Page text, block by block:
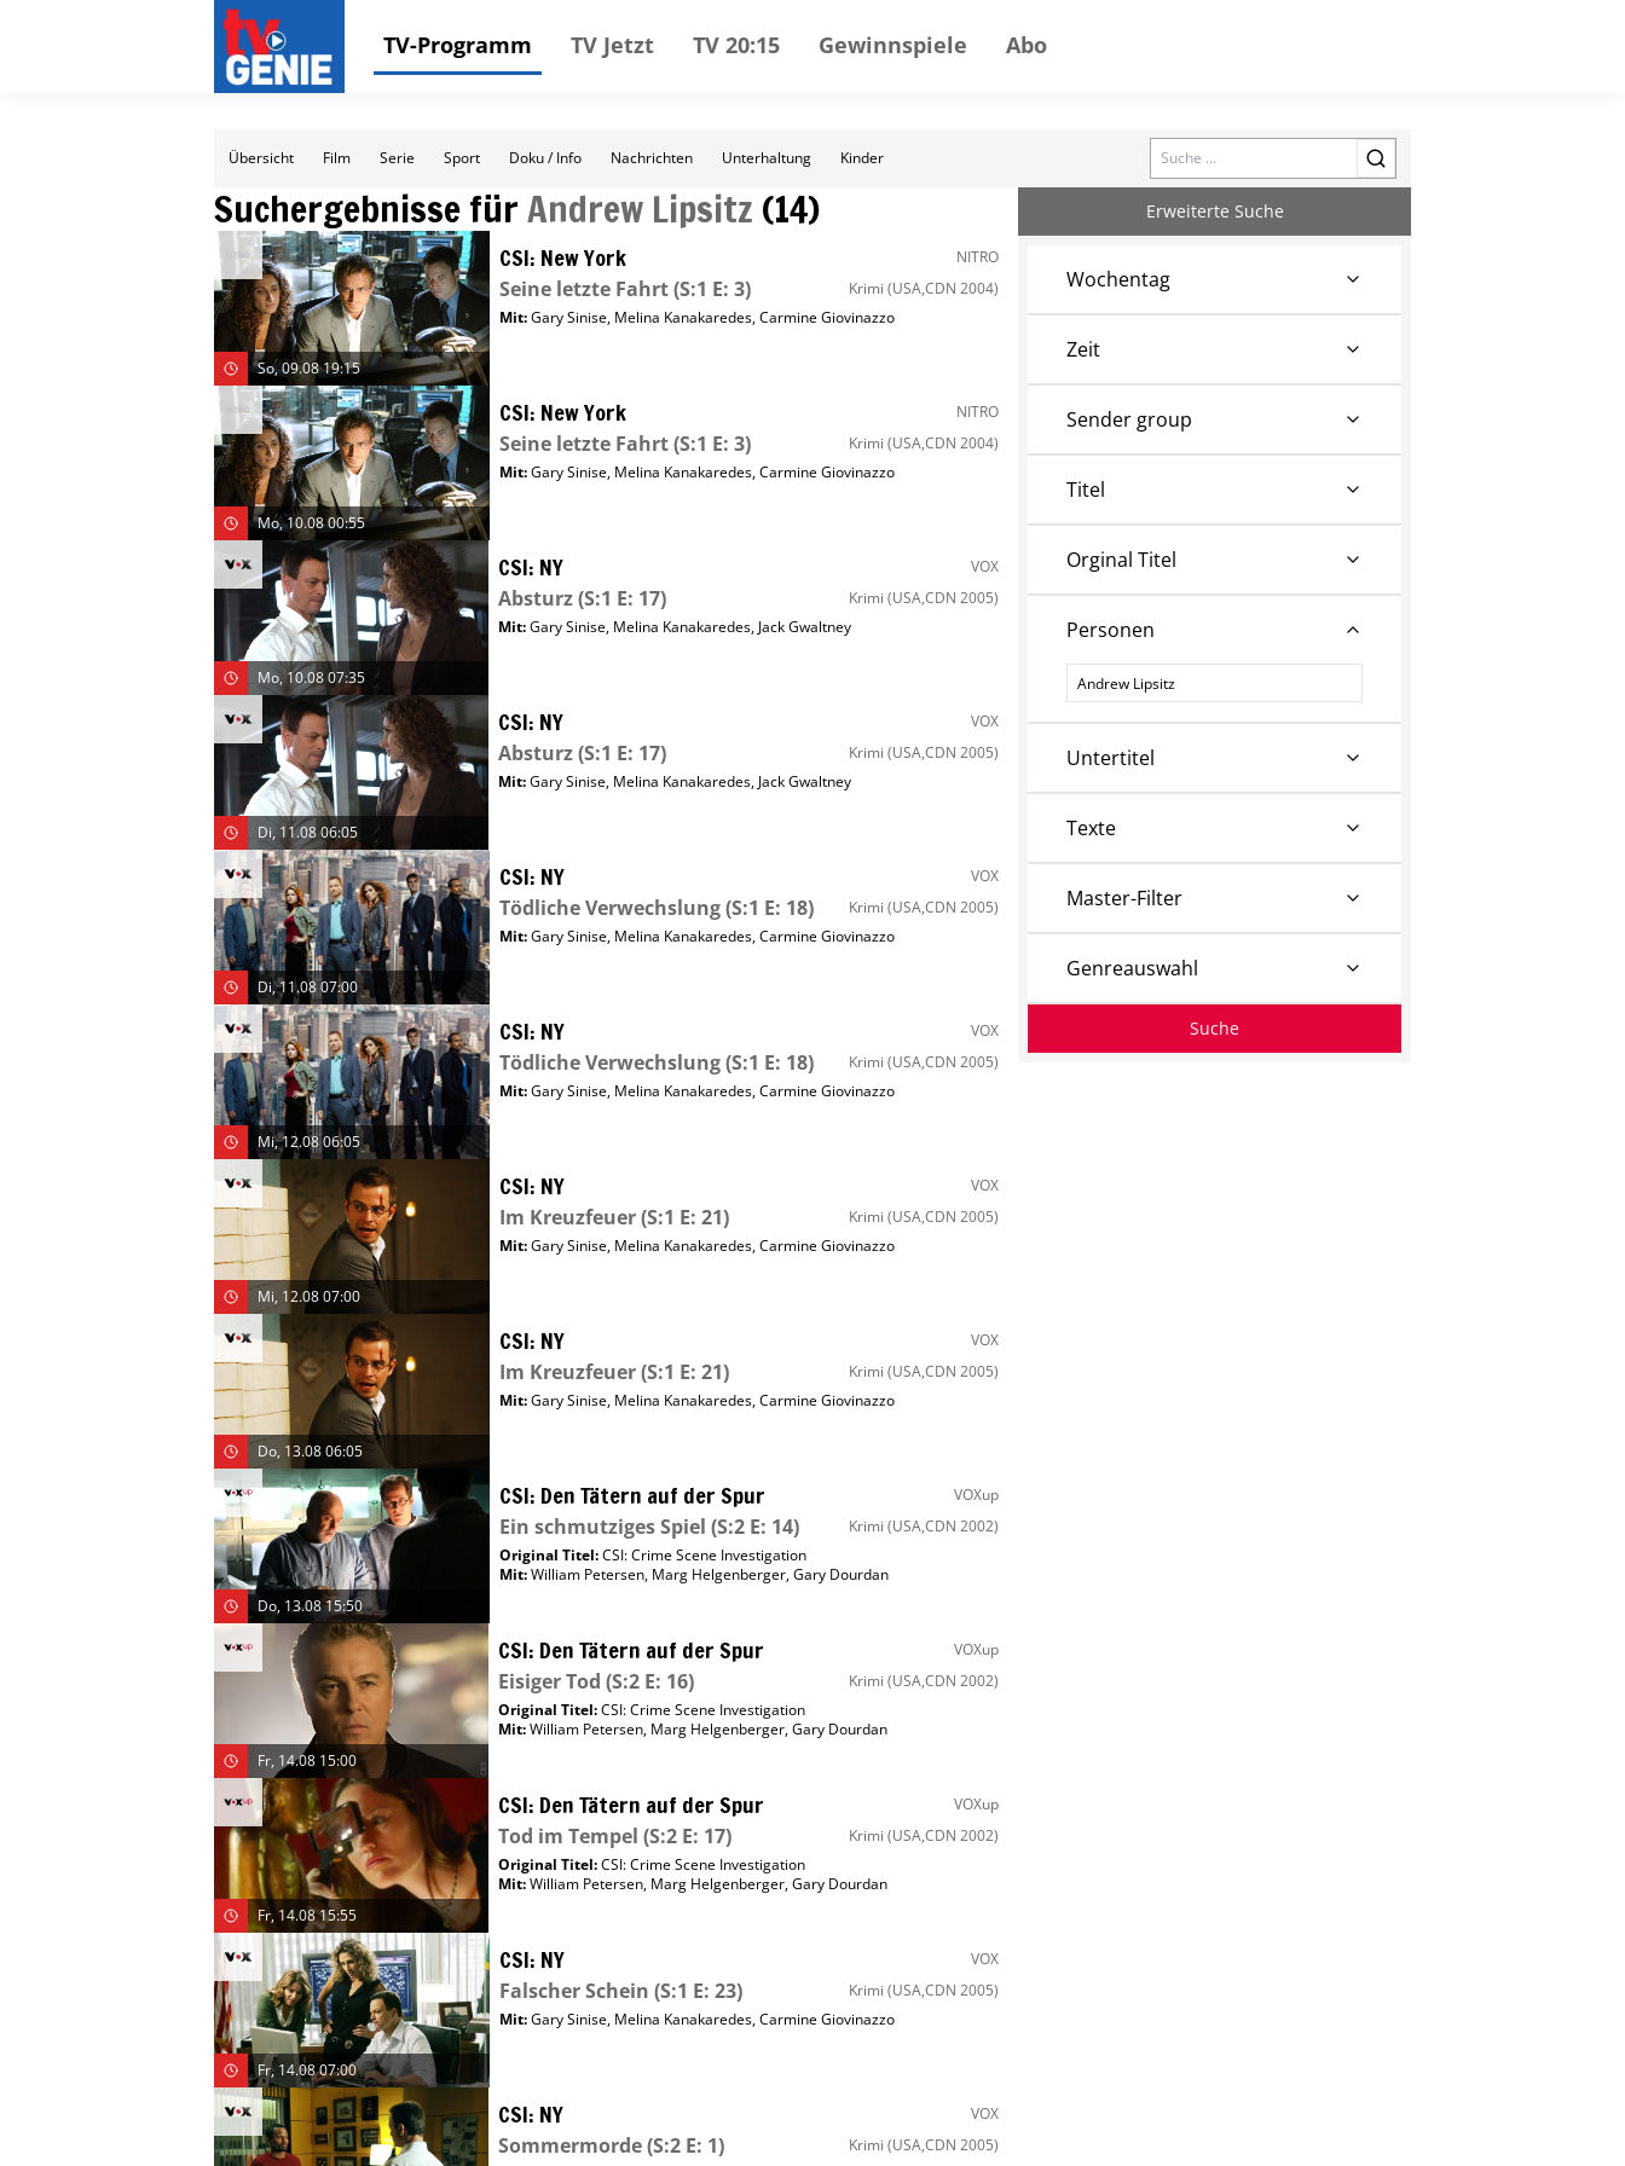
TV-Programm TV Jetzt TV 20:15 Gewinnspiele Abo
Übersicht Film Serie Sport Doku / Info Nachrichten Unterhaltung Kinder Search
Suchergebnisse fürAndrew Lipsitz (14)
So, 09.08 19:15
CSI: New York NITRO
Seine letzte Fahrt(S:1 E: 3) Krimi (USA,CDN 2004)
Mit:Gary Sinise, Melina Kanakaredes,Carmine Giovinazzo
Mo, 10.08 00:55
CSI: New York NITRO
Seine letzte Fahrt(S:1 E: 3) Krimi (USA,CDN 2004)
Mit:Gary Sinise, Melina Kanakaredes,Carmine Giovinazzo
Mo, 10.08 07:35
CSI: NY VOX
Absturz(S:1 E: 17) Krimi (USA,CDN 2005)
Mit:Gary Sinise, Melina Kanakaredes, Jack Gwaltney
Di, 11.08 06:05
CSI: NY VOX
Absturz(S:1 E: 17) Krimi (USA,CDN 2005)
Mit:Gary Sinise, Melina Kanakaredes, Jack Gwaltney
Di, 11.08 07:00
CSI: NY VOX
Tödliche Verwechslung(S:1 E: 18) Krimi (USA,CDN 2005)
Mit:Gary Sinise, Melina Kanakaredes,Carmine Giovinazzo
Mi, 12.08 06:05
CSI: NY VOX
Tödliche Verwechslung(S:1 E: 18) Krimi (USA,CDN 2005)
Mit:Gary Sinise, Melina Kanakaredes,Carmine Giovinazzo
Mi, 12.08 07:00
CSI: NY VOX
Im Kreuzfeuer(S:1 E: 21) Krimi (USA,CDN 2005)
Mit:Gary Sinise, Melina Kanakaredes,Carmine Giovinazzo
Do, 13.08 06:05
CSI: NY VOX
Im Kreuzfeuer(S:1 E: 21) Krimi (USA,CDN 2005)
Mit:Gary Sinise, Melina Kanakaredes,Carmine Giovinazzo
Do, 13.08 15:50
CSI: Den Tätern auf der Spur VOXup
Ein schmutziges Spiel (S:2 E: 14) Krimi (USA,CDN 2002)
Original Titel:CSI: Crime Scene Investigation
Mit:William Petersen, Marg Helgenberger,Gary Dourdan
Fr, 14.08 15:00
CSI: Den Tätern auf der Spur VOXup
Eisiger Tod (S:2 E: 16) Krimi (USA,CDN 2002)
Original Titel:CSI: Crime Scene Investigation
Mit:William Petersen, Marg Helgenberger,Gary Dourdan
Fr, 14.08 15:55
CSI: Den Tätern auf der Spur VOXup
Tod im Tempel (S:2 E: 17) Krimi (USA,CDN 2002)
Original Titel:CSI: Crime Scene Investigation
Mit:William Petersen, Marg Helgenberger,Gary Dourdan
Fr, 14.08 07:00
CSI: NY VOX
Falscher Schein (S:1 E: 23) Krimi (USA,CDN 2005)
Mit:Gary Sinise, Melina Kanakaredes,Carmine Giovinazzo
CSI: NY VOX
Sommermorde(S:2 E: 1) Krimi (USA,CDN 2005)
Erweiterte Suche
Wochentag
Zeit
Sender group
Titel
Orginal Titel
Personen
Personen
Untertitel
Texte
Master-Filter
Genreauswahl
Suche